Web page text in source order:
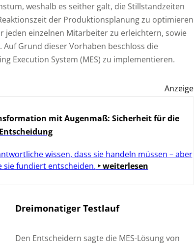
weshalb es seither galt, die Stillstandzeiten
der Produktionsplanung zu optimieren
jeden einzelnen Mitarbeiter zu erleichtern, sowie
Grund dieser Vorhaben beschloss die
Execution System (MES) zu implementieren.
Anzeige
mit Augenmaß: Sicherheit für die
wissen, dass sie handeln müssen – aber
sie fundiert entscheiden. ‣ weiterlesen
Dreimonatiger Testlauf
Den Entscheidern sagte die MES-Lösung von